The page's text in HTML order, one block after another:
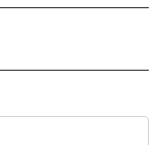
NOTIFICATIONS ABOUT